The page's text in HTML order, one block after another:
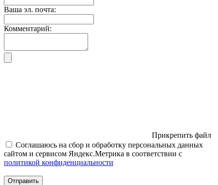
Ваша эл. почта:
Комментарий:
Прикрепить файл
Соглашаюсь на сбор и обработку персональных данных
сайтом и сервисом Яндекс.Метрика в соответствии с
политикой конфиденциальности
Отправить